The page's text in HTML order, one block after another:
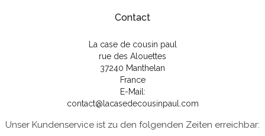
Contact
La case de cousin paul
rue des Alouettes
37240 Manthelan
France
E-Mail:
contact@lacasedecousinpaul.com
Unser Kundenservice ist zu den folgenden Zeiten erreichbar: